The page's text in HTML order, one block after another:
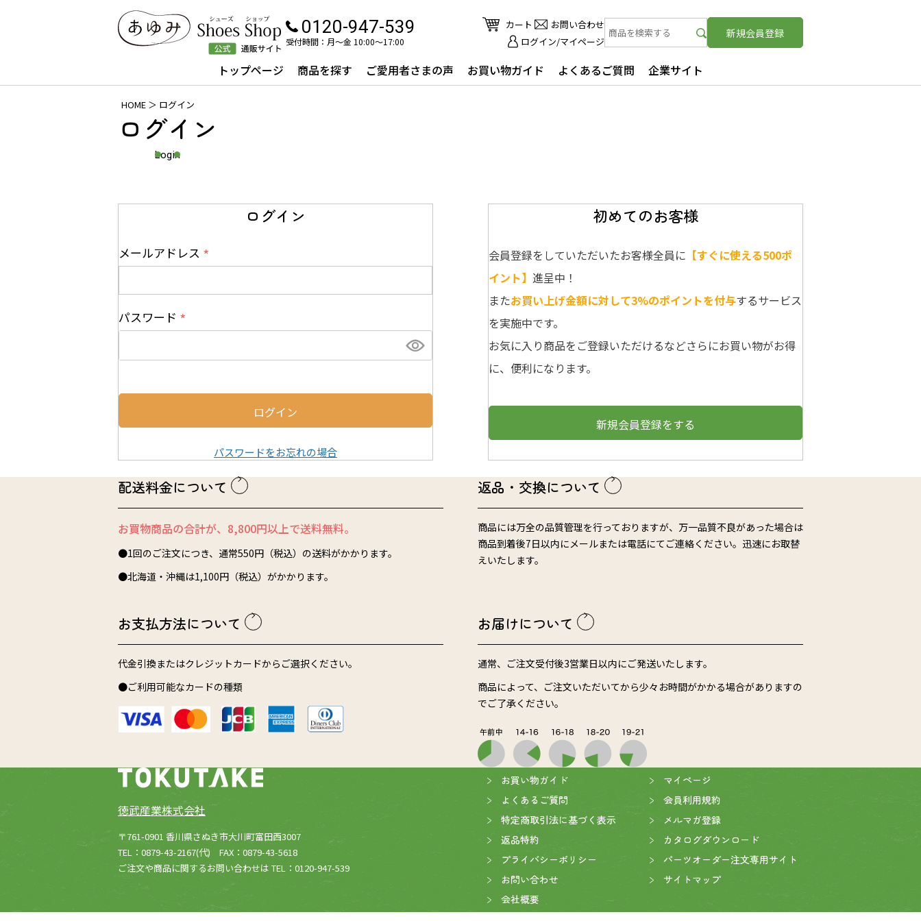
0120-947-539
受付時間：月～金 10:00〜17:00
カート
お問い合わせ
ログイン/マイページ
新規会員登録
ナビゲーションメニュートップページ 商品を探す ご愛用者さまの声 お買い物ガイド よくあるご質問 企業サイト
HOME ログイン
ログイン
Login
ログイン
メールアドレス
必
パスワード
)
ログイン
パスワードをお忘れの場合
初めてのお客様
会員登録をしていただいたお客様全員に 【すぐに使える500ポ
イント】 進呈中！
またお買い上げ金額に対して3%のポイントを付与するサービス
を実施中です。
お気に入り商品をご登録いただけるなどさらにお買い物がお得
に、便利になります。
新規会員登録をする
配送料金について
お買物商品の合計が、8,800円以上で送料無料。
●1回のご注文につき、通常550円（税込）の送料がかかります。
●北海道・沖縄は1,100円（税込）がかかります。
返品・交換について
商品には万全の品質管理を行っておりますが、万一品質不良があった場合は
商品到着後7日以内にメールまたは電話にてご連絡ください。迅速にお取替
えいたします。
お支払方法について
代金引換またはクレジットカードからご選択ください。
●ご利用可能なカードの種類
お届けについて
通常、ご注文受付後3営業日以内にご発送いたします。
商品によって、ご注文いただいてから少々お時間がかかる場合がありますの
でご了承ください。
徳武産業株式会社
所在：
〒761-0901 香川県さぬき市大川町富田西3007
TEL：0879-43-2167(代) FAX：0879-43-5618
ご注文や商品に関するお問い合わせは TEL：0120-947-539
お買い物ガイド
よくあるご質問
特定商取引法に基づく表示
返品特約
プライバシーポリシー
お問い合わせ
会社概要
マイページ
会員利用規約
メルマガ登録
カタログダウンロード
パーツオーダー注文専用サイト
サイトマップ